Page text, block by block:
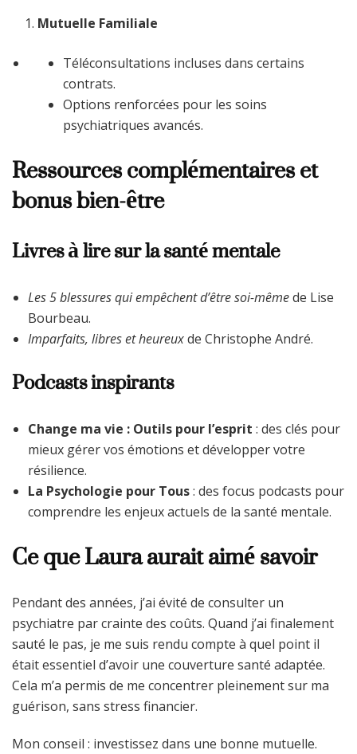
Mutuelle Familiale
Téléconsultations incluses dans certains
contrats.
Options renforcées pour les soins
psychiatriques avancés.
Ressources complémentaires et
bonus bien-être
Livres à lire sur la santé mentale
Les 5 blessures qui empêchent d’être soi-mêmede Lise
Bourbeau.
Imparfaits, libres et heureuxde Christophe André.
Podcasts inspirants
Change ma vie : Outils pour l’esprit : des clés pour
mieux gérer vos émotions et développer votre
résilience.
La Psychologie pour Tous: des focus podcasts pour
comprendre les enjeux actuels de la santé mentale.
Ce que Laura aurait aimé savoir
Pendant des années, j’ai évité de consulter un
psychiatre par crainte des coûts. Quand j’ai finalement
sauté le pas, je me suis rendu compte à quel point il
était essentiel d’avoir une couverture santé adaptée.
Cela m’a permis de me concentrer pleinement sur ma
guérison, sans stress financier.
Mon conseil : investissez dans une bonne mutuelle.